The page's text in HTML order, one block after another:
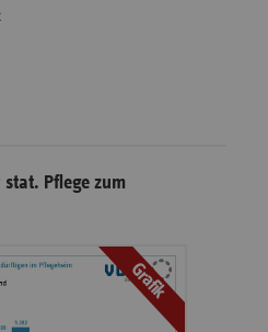
Pflege zum
Grafik